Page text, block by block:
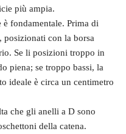
più ampia.
è fondamentale. Prima di
con la borsa
Se li posizioni troppo in
piena; se troppo bassi, la
ideale è circa un centimetro
che gli anelli a D sono
della catena.